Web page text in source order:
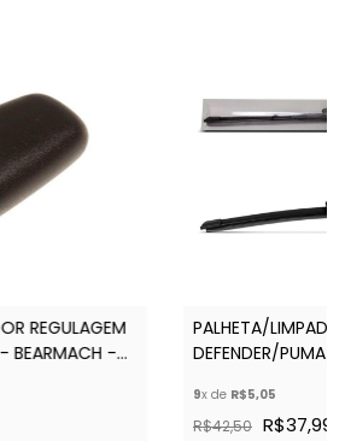
REGULAGEM
BEARMACH -
PALHETA/
DEFENDER/PUMA
9x de R$5,05
R$42,50 R$37,99